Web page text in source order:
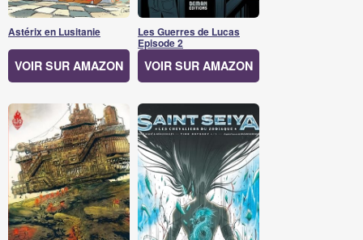
Astérix en Lusitanie
VOIR SUR AMAZON
Les Guerres de Lucas
Episode 2
VOIR SUR AMAZON